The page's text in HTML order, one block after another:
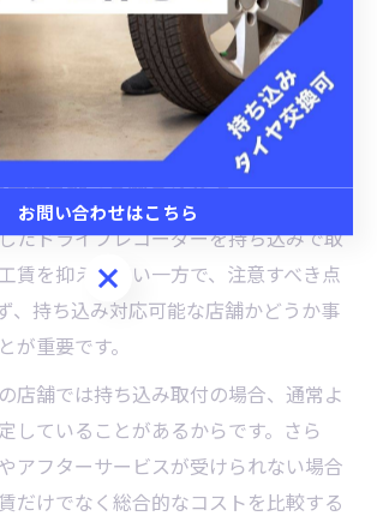
や部材を安価に揃える方法も有効で
に不安がある場合や配線の知識がない
専門店に依頼することをおすすめしま
賃を抑える際の注意点
たドライブレコーダーを持ち込みで取
賃を抑えやすい一方で、注意すべき点
、持ち込み対応可能な店舗かどうか事
が重要です。
店舗では持ち込み取付の場合、通常よ
していることがあるからです。さら
アフターサービスが受けられない場合
だけでなく総合的なコストを比較する
お問い合わせはこちら
お問い合わせはこちら